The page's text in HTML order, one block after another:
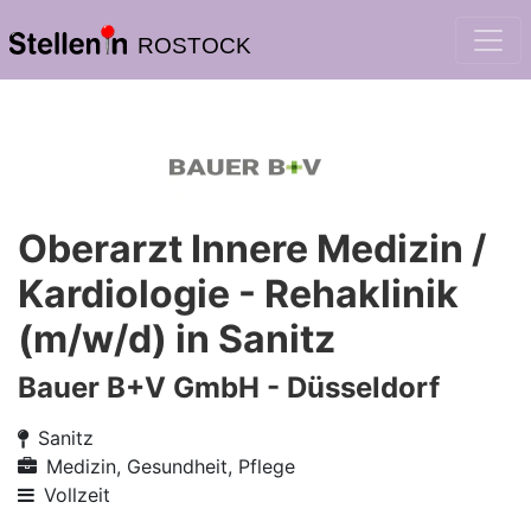
ROSTOCK
Oberarzt Innere Medizin /
Kardiologie - Rehaklinik
(m/w/d) in Sanitz
Bauer B+V GmbH - Düsseldorf
Sanitz
Medizin, Gesundheit, Pflege
Vollzeit